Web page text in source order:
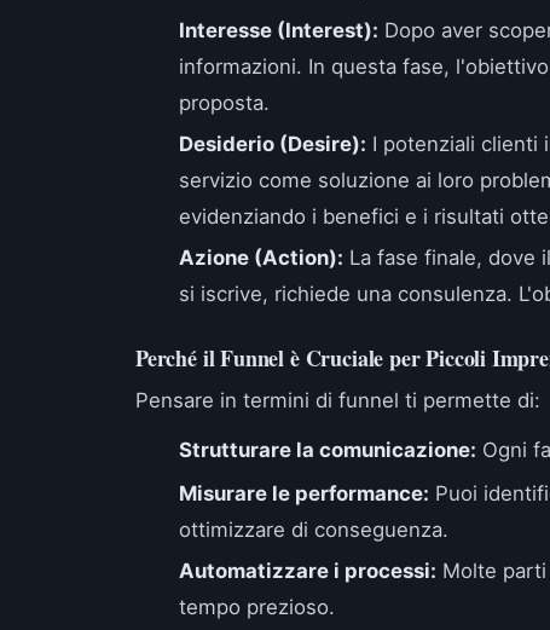
Interesse (Interest): Dopo aver
informazioni. In questa fase,
proposta.
Desiderio (Desire): I potenziali clienti
servizio come soluzione ai loro
evidenziando i benefici e i risultati
Azione (Action): La fase finale, dove
si iscrive, richiede una consulenza.
Perché il Funnel è Cruciale per Piccoli
Pensare in termini di funnel ti permette di:
Strutturare la comunicazione: Ogni
Misurare le performance: Puoi
ottimizzare di conseguenza.
Automatizzare i processi: Molte
tempo prezioso.